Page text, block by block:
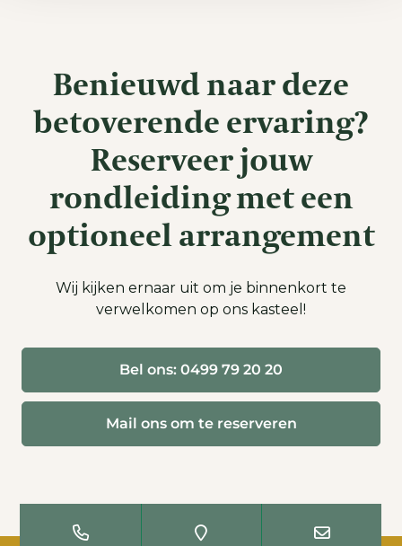
Benieuwd naar deze
betoverende ervaring?
Reserveer jouw
rondleiding met een
optioneel arrangement
Wij kijken ernaar uit om je binnenkort te
verwelkomen op ons kasteel!
Bel ons: 0499 79 20 20
Mail ons om te reserveren